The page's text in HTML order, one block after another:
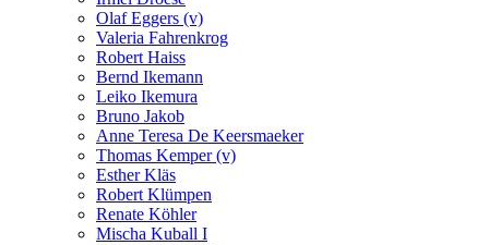
Olaf Eggers (v)
Valeria Fahrenkrog
Robert Haiss
Bernd Ikemann
Leiko Ikemura
Bruno Jakob
Anne Teresa De Keersmaeker
Thomas Kemper (v)
Esther Kläs
Robert Klümpen
Renate Köhler
Mischa Kuball I